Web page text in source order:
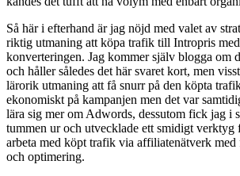
Så här i efterhand är jag nöjd med valet av
riktig utmaning att köpa trafik till Intropris
konverteringen. Jag kommer själv blogga om
och håller således det här svaret kort, men
lärorik utmaning att få snurr på den köpta
ekonomiskt på kampanjen men det var
lära sig mer om Adwords, dessutom fick jag i
tummen ur och utvecklade ett smidigt verktyg
arbeta med köpt trafik via affiliatenätverk med
och optimering.